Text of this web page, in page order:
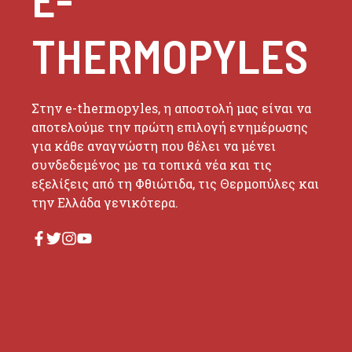
THERMOPYLES
Στην e-thermopyles, η αποστολή μας είναι να
αποτελούμε την πρώτη επιλογή ενημέρωσης
για κάθε αναγνώστη που θέλει να μένει
συνδεδεμένος με τα τοπικά νέα και τις
εξελίξεις από τη Φθιώτιδα, τις Θερμοπύλες και
την Ελλάδα γενικότερα.